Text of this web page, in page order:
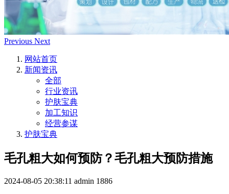
Previous Next
网站首页
新闻资讯
全部
行业资讯
护肤宝典
加工知识
经营参谋
护肤宝典
毛孔粗大如何预防？毛孔粗大预防措施
2024-08-05 20:38:11 admin 1886